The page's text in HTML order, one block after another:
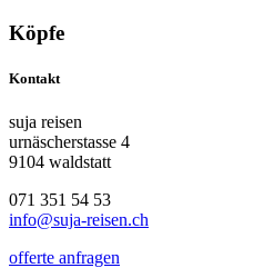
Köpfe
Kontakt
suja reisen
urnäscherstasse 4
9104 waldstatt
071 351 54 53
info@suja-reisen.ch
offerte anfragen